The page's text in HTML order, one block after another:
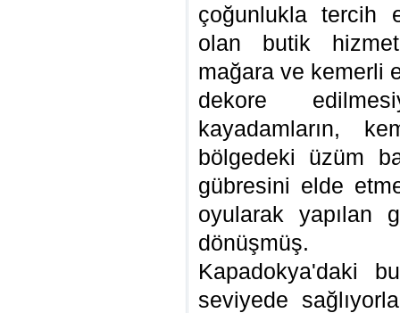
çoğunlukla tercih
olan butik
mağara ve kemerli
dekore
kayadamların,
bölgedeki üzüm
gübresini elde
oyularak yapılan
dönüşmüş.
Kapadokya'daki
seviyede